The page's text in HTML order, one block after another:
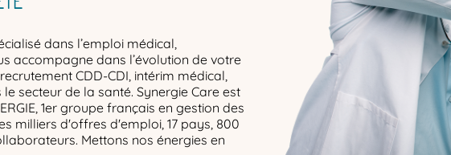
dans l’emploi médical,
accompagne dans l’évolution de votre
CDD-CDI, intérim médical,
secteur de la santé. Synergie Care est
1er groupe français en gestion des
milliers d'offres d'emploi, 17 pays, 800
Mettons nos énergies en